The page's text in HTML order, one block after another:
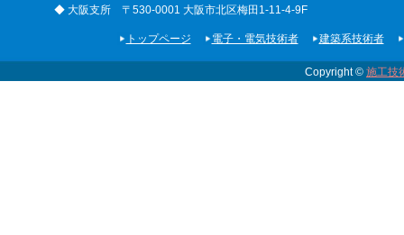
◆ 大阪支所 〒530-0001 大阪市北区梅田1-11-4-9F
トップページ 電子・電気技術者 建築系技術者
Copyright © 施工技